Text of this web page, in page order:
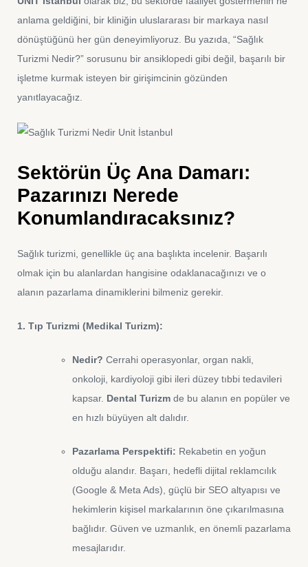
anlama geldiğini, bir kliniğin uluslararası bir markaya nasıl
dönüştüğünü her gün deneyimliyoruz. Bu yazıda, “Sağlık
Turizmi Nedir?” sorusunu bir ansiklopedi gibi değil, başarılı bir
işletme kurmak isteyen bir girişimcinin gözünden
yanıtlayacağız.
Sektörün Üç Ana Damarı:
Pazarınızı Nerede
Konumlandıracaksınız?
Sağlık turizmi, genellikle üç ana başlıkta incelenir. Başarılı
olmak için bu alanlardan hangisine odaklanacağınızı ve o
alanın pazarlama dinamiklerini bilmeniz gerekir.
1. Tıp Turizmi (Medikal Turizm):
Nedir? Cerrahi operasyonlar, organ nakli,
onkoloji, kardiyoloji gibi ileri düzey tıbbi tedavileri
kapsar. Dental Turizm de bu alanın en popüler ve
en hızlı büyüyen alt dalıdır.
Pazarlama Perspektifi: Rekabetin en yoğun
olduğu alandır. Başarı, hedefli dijital reklamcılık
(Google & Meta Ads), güçlü bir SEO altyapısı ve
hekimlerin kişisel markalarının öne çıkarılmasına
bağlıdır. Güven ve uzmanlık, en önemli pazarlama
mesajlarıdır.